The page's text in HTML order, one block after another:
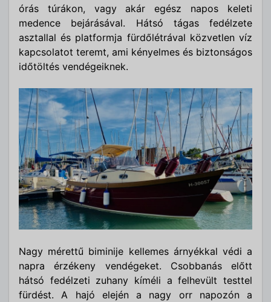
órás túrákon, vagy akár egész napos keleti
medence bejárásával. Hátsó tágas fedélzete
asztallal és platformja fürdőlétrával közvetlen víz
kapcsolatot teremt, ami kényelmes és biztonságos
időtöltés vendégeiknek.
Nagy mérettű biminije kellemes árnyékkal védi a
napra érzékeny vendégeket. Csobbanás előtt
hátsó fedélzeti zuhany kíméli a felhevült testtel
fürdést. A hajó elején a nagy orr napozón a